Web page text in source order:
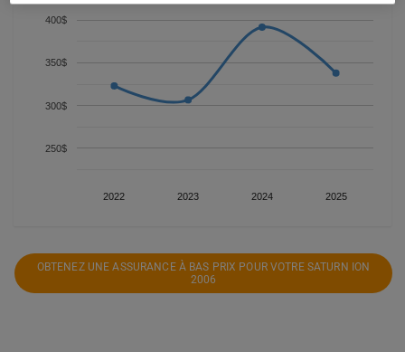
2022 2023 2024 2025
250$
300$
350$
400$
OBTENEZ UNE ASSURANCE À BAS PRIX POUR VOTRE SATURN ION
2006